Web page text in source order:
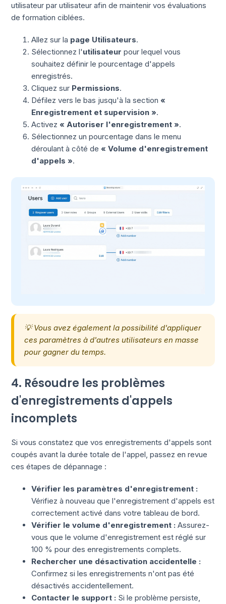
utilisateur par utilisateur afin de maintenir vos évaluations
de formation ciblées.
Allez sur la page Utilisateurs.
Sélectionnez l'utilisateur pour lequel vous
souhaitez définir le pourcentage d'appels
enregistrés.
Cliquez sur Permissions.
Défilez vers le bas jusqu'à la section«
Enregistrement et supervision ».
Activez« Autoriser l'enregistrement ».
Sélectionnez un pourcentage dans le menu
déroulant à côté de« Volume d'enregistrement
d'appels ».
💡 Vous avez également la possibilité d'appliquer
ces paramètres à d'autres utilisateurs en masse
pour gagner du temps.
4. Résoudre les problèmes
d'enregistrements d'appels
incomplets
Si vous constatez que vos enregistrements d'appels sont
coupés avant la durée totale de l'appel, passez en revue
ces étapes de dépannage :
Vérifier les paramètres d'enregistrement :
Vérifiez à nouveau que l'enregistrement d'appels est
correctement activé dans votre tableau de bord.
Vérifier le volume d'enregistrement : Assurez-
vous que le volume d'enregistrement est réglé sur
100 % pour des enregistrements complets.
Rechercher une désactivation accidentelle :
Confirmez si les enregistrements n'ont pas été
désactivés accidentellement.
Contacter le support : Si le problème persiste,